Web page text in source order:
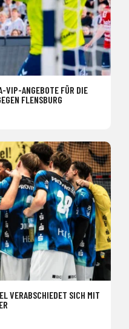
VIP-ANGEBOTE FÜR DIE
FLENSBURG
VERABSCHIEDET SICH MIT